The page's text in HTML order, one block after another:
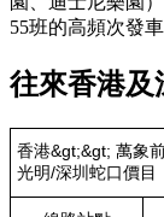
55班的高頻次發
往來香港及
香港&gt;&gt; 萬象
光明/深圳蛇口價目